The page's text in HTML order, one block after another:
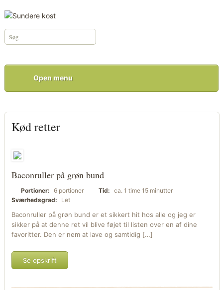
Open menu
Kød retter
Baconruller på grøn bund
Portioner: 6 portioner Tid: ca. 1 time 15 minutter
Sværhedsgrad:
Let
Baconruller på grøn bund er et sikkert hit hos alle og jeg er
sikker på at denne ret vil blive føjet til listen over en af dine
favoritter. Den er nem at lave og samtidig […]
Se opskrift